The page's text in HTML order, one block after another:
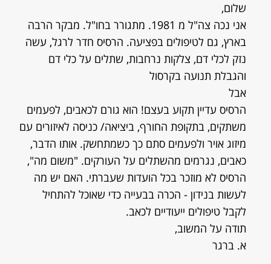
שלום,
אני נכה צה"ל מ 1981. מתגורר בחו"ל. מבקר הרבה
בארץ, גם לטיפולים בפציעה. הרסיס חדר לרגל, עשה
נזק לכלי דם, צלקות נרחבות, שתלים על כלי דם
והגבלת תנועה בקרסול
אבל
הרסיס עדיין תקוע בעצם! הוא גורם לכאבים, לפעמים
משתקים, בתקופת החורף, ביציאה/ כניסה לאיזורים עם
מיזוג אויר ולפעמים סתם כך כשמתחשק. אותו הדבר,
כאבים, נגרמים מהשתלים על העורקים. "משום מה",
הרסיס לא מוזכר בכל הועדות שעברתי. האם יש מה
לעשות בנידון - הכרה בבעייה כדי שאוכל להתחיל
לקבל טיפולים ייעודיים לכאב.
תודה על המשוב,
א. ברגר